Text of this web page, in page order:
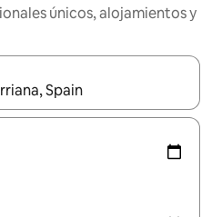
únicos, alojamientos y
disponibles, navega con las